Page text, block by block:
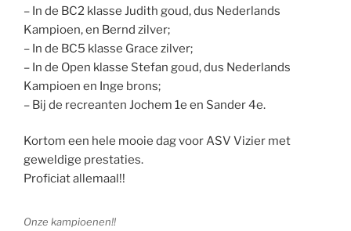
– In de BC2 klasse Judith goud, dus Nederlands
Kampioen, en Bernd zilver;
– In de BC5 klasse Grace zilver;
– In de Open klasse Stefan goud, dus Nederlands
Kampioen en Inge brons;
– Bij de recreanten Jochem 1e en Sander 4e.
Kortom een hele mooie dag voor ASV Vizier met
geweldige prestaties.
Proficiat allemaal!!
Onze kampioenen!!